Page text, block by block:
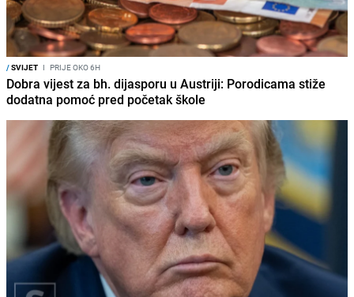
/SVIJET I PRIJE OKO 6H
Dobra vijest za bh. dijasporu u Austriji: Porodicama stiže
dodatna pomoć pred početak škole